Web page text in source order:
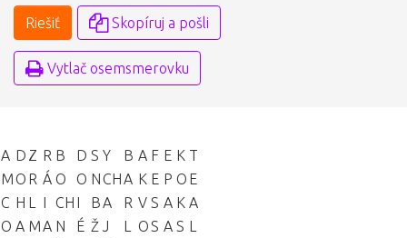
Riešiť Skopíruj a pošli
Vytlač osemsmerovku
A D Z R B D S Y B A F E K T
M O R Á O O N CH A K E P O E
C H L I CH I B A R V S A K A
O A M A N É Ž J L O S A S L